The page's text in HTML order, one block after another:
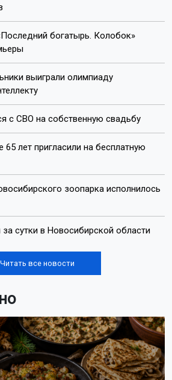
богатырь. Колобок»
выиграли олимпиаду
с СВО на собственную свадьбу
лет пригласили на бесплатную
зоопарка исполнилось
сутки в Новосибирской области
Читать все новости